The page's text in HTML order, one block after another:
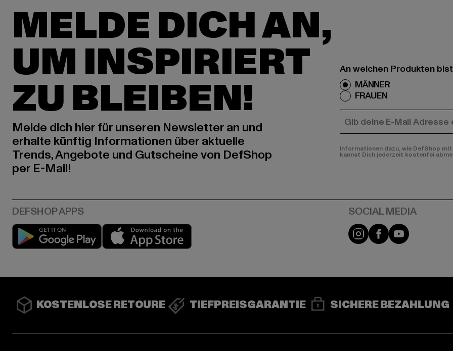
MELDE DICH AN,
UM INSPIRIERT
ZU BLEIBEN!
Melde dich hier für unseren Newsletter an und
erhalte künftig Informationen über aktuelle
Trends, Angebote und Gutscheine von DefShop
per E-Mail!
An welchen Produkten
MÄNNER
FRAUEN
E-MAIL
Informationen dazu, wie DefShop
kannst Dich jederzeit kostenfei
Play market Instagram
FacebookYouTube
KOSTENLOSE RETOURE TIEFPREISGARANTIE SICHERE BEZAHLUNG